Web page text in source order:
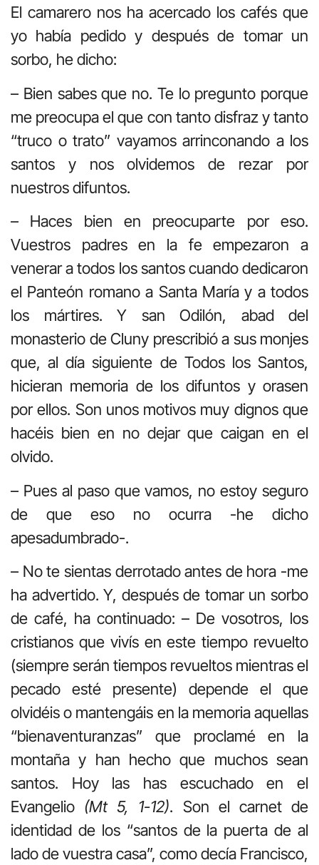
El camarero nos ha acercado los cafés que
yo había pedido y después de tomar un
sorbo, he dicho:
– Bien sabes que no. Te lo pregunto porque
me preocupa el que con tanto disfraz y tanto
“truco o trato” vayamos arrinconando a los
santos y nos olvidemos de rezar por
nuestros difuntos.
– Haces bien en preocuparte por eso.
Vuestros padres en la fe empezaron a
venerar a todos los santos cuando dedicaron
el Panteón romano a Santa María y a todos
los mártires. Y san Odilón, abad del
monasterio de Cluny prescribió a sus monjes
que, al día siguiente de Todos los Santos,
hicieran memoria de los difuntos y orasen
por ellos. Son unos motivos muy dignos que
hacéis bien en no dejar que caigan en el
olvido.
– Pues al paso que vamos, no estoy seguro
de que eso no ocurra -he dicho
apesadumbrado-.
– No te sientas derrotado antes de hora -me
ha advertido. Y, después de tomar un sorbo
de café, ha continuado: – De vosotros, los
cristianos que vivís en este tiempo revuelto
(siempre serán tiempos revueltos mientras el
pecado esté presente) depende el que
olvidéis o mantengáis en la memoria aquellas
“bienaventuranzas” que proclamé en la
montaña y han hecho que muchos sean
santos. Hoy las has escuchado en el
Evangelio (Mt 5, 1-12). Son el carnet de
identidad de los “santos de la puerta de al
lado de vuestra casa”, como decía Francisco,